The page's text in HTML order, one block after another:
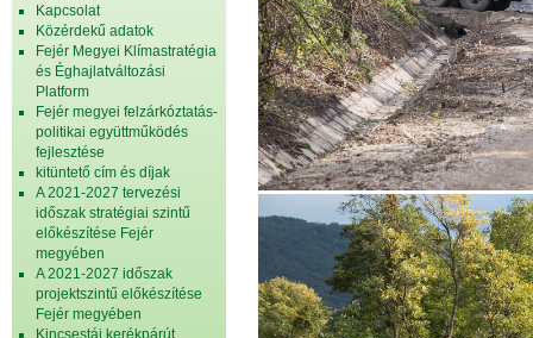
Kapcsolat
Közérdekű adatok
Fejér Megyei Klímastratégia
és Éghajlatváltozási
Platform
Fejér megyei felzárkóztatás-
politikai együttműködés
fejlesztése
kitüntető cím és díjak
A 2021-2027 tervezési
időszak stratégiai szintű
előkészítése Fejér
megyében
A 2021-2027 időszak
projektszintű előkészítése
Fejér megyében
Kincsestáj kerékpárút